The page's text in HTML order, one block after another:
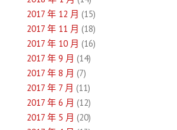
2017 年 12 月 (15)
2017 年 11 月 (18)
2017 年 10 月 (16)
2017 年 9 月 (14)
2017 年 8 月 (7)
2017 年 7 月 (11)
2017 年 6 月 (12)
2017 年 5 月 (20)